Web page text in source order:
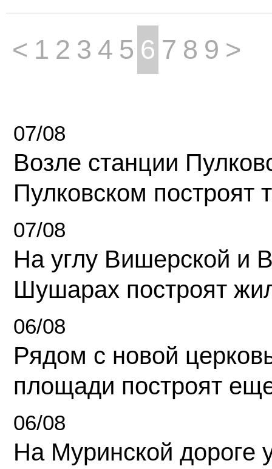
< 1 2 3 4 5 6 7 8 9 >
07/08
Возле станции
Пулковском построят
07/08
На углу Вишерской и
Шушарах построят
06/08
Рядом с новой
площади построят
06/08
На Муринской дороге